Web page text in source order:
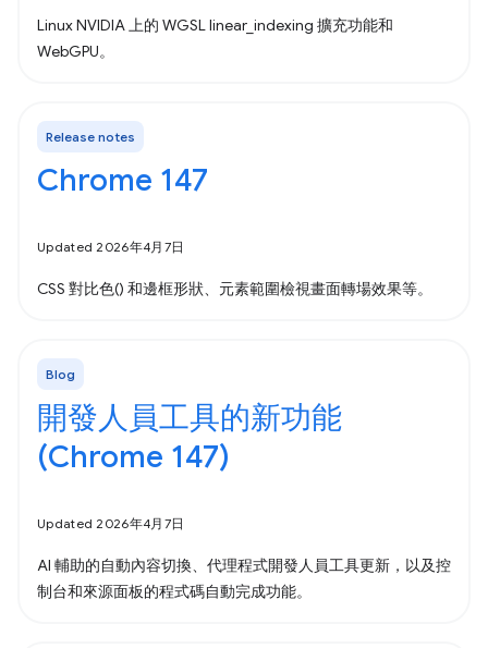
Linux NVIDIA 上的 WGSL linear_indexing 擴充功能和
WebGPU。
Release notes
Chrome 147
Updated 2026年4月7日
CSS 對比色() 和邊框形狀、元素範圍檢視畫面轉場效果等。
Blog
開發人員工具的新功能
(Chrome 147)
Updated 2026年4月7日
AI 輔助的自動內容切換、代理程式開發人員工具更新，以及控
制台和來源面板的程式碼自動完成功能。